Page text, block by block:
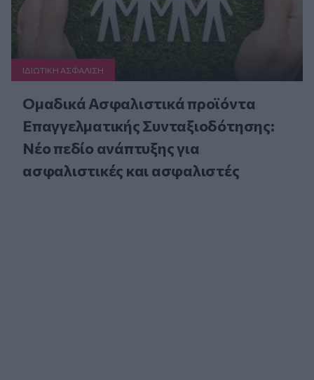
ΙΔΙΩΤΙΚΗ ΑΣΦAΛΙΣΗ
Ομαδικά Ασφαλιστικά προϊόντα
Επαγγελματικής Συνταξιοδότησης:
Νέο πεδίο ανάπτυξης για
ασφαλιστικές και ασφαλιστές